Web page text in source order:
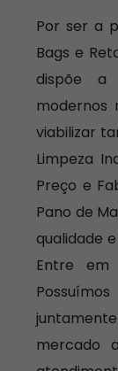
Por ser a
Bags e
dispõe a
modernos
viabilizar
Limpeza
Preço e
Pano de
qualidade
Entre
mercado